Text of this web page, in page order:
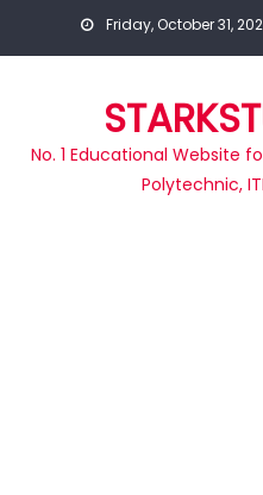
Friday, October 31,
No. 1 Educational Website
Polytechnic,